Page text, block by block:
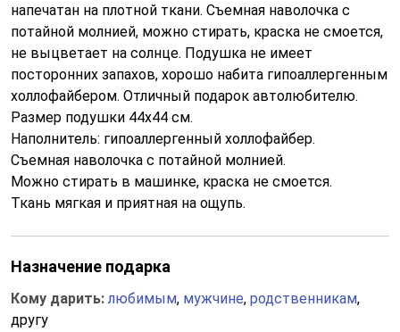
напечатан на плотной ткани. Съемная наволочка с
потайной молнией, можно стирать, краска не смоется,
не выцветает на солнце. Подушка не имеет
посторонних запахов, хорошо набита гипоаллергенным
холлофайбером. Отличный подарок автолюбителю.
Размер подушки 44x44 см.
Наполнитель: гипоаллергенный холлофайбер.
Съемная наволочка с потайной молнией.
Можно стирать в машинке, краска не смоется.
Ткань мягкая и приятная на ощупь.
Назначение подарка
Кому дарить:любимым, мужчине, родственникам,
другу